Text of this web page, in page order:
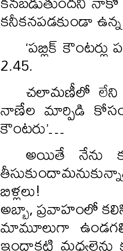
కనీకనపడకుండా
‘పబ్లిక్‌
2.45.
చలామణీలో లేని
నాణేల మార్పిడి
కౌంటరు’…
అయితే నేను
బిళ్లలు!
అబ్బా, ప్రవాహంలో
మామూలుగా
ఇందాకటి